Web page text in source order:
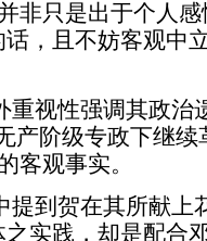
非只是出于个人
，且不妨客观中
视性强调其政治
产阶级专政下继
客观事实。
到贺在其所献上
实践，却是配合